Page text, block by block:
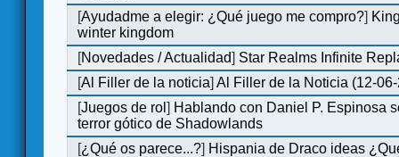
[Ayudadme a elegir: ¿Qué juego me compro?]
winter kingdom
[Novedades / Actualidad] Star Realms Infinite
[Al Filler de la noticia]Al Filler de la Noticia (12-
[Juegos de rol] Hablando con Daniel P. Espinosa
terror gótico de Shadowlands
[¿Qué os parece...?] Hispania de Draco ideas